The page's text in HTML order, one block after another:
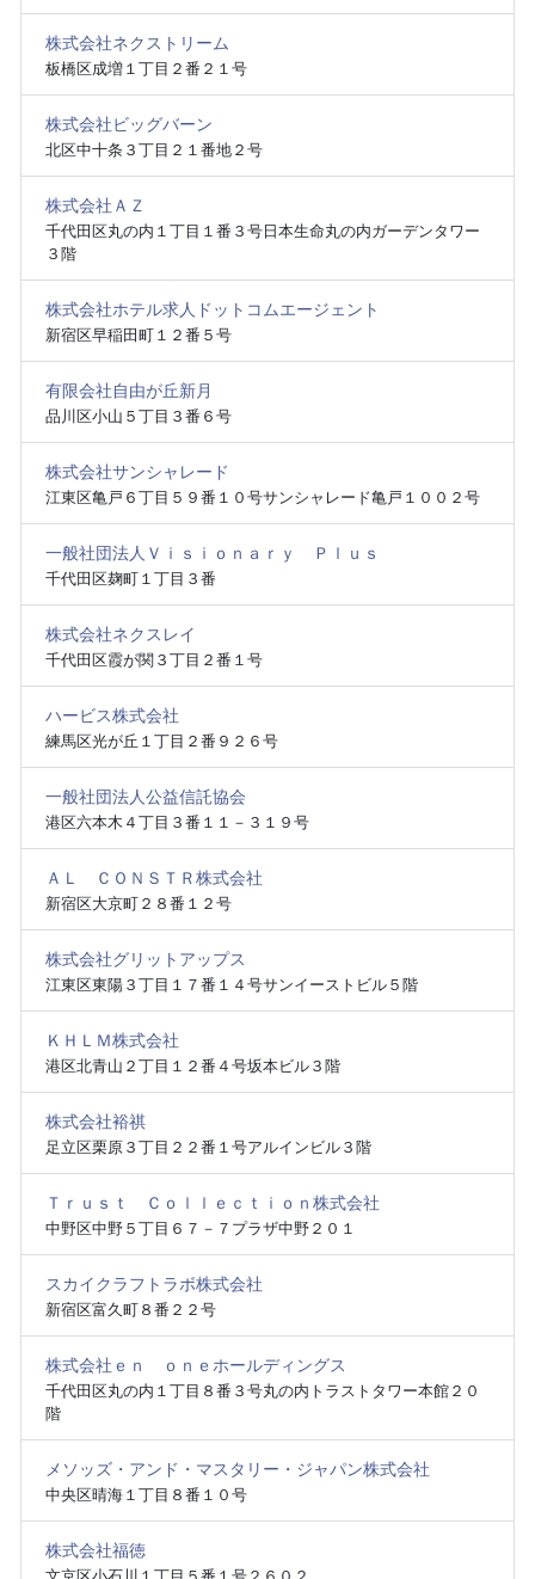
株式会社ネクストリーム
板橋区成増１丁目２番２１号
株式会社ビッグバーン
北区中十条３丁目２１番地２号
株式会社ＡＺ
千代田区丸の内１丁目１番３号日本生命丸の内ガーデンタワー
３階
株式会社ホテル求人ドットコムエージェント
新宿区早稲田町１２番５号
有限会社自由が丘新月
品川区小山５丁目３番６号
株式会社サンシャレード
江東区亀戸６丁目５９番１０号サンシャレード亀戸１００２号
一般社団法人Ｖｉｓｉｏｎａｒｙ Ｐｌｕｓ
千代田区麹町１丁目３番
株式会社ネクスレイ
千代田区霞が関３丁目２番１号
ハービス株式会社
練馬区光が丘１丁目２番９２６号
一般社団法人公益信託協会
港区六本木４丁目３番１１－３１９号
ＡＬ ＣＯＮＳＴＲ株式会社
新宿区大京町２８番１２号
株式会社グリットアップス
江東区東陽３丁目１７番１４号サンイーストビル５階
ＫＨＬＭ株式会社
港区北青山２丁目１２番４号坂本ビル３階
株式会社裕祺
足立区栗原３丁目２２番１号アルインビル３階
Ｔｒｕｓｔ Ｃｏｌｌｅｃｔｉｏｎ株式会社
中野区中野５丁目６７－７プラザ中野２０１
スカイクラフトラボ株式会社
新宿区富久町８番２２号
株式会社ｅｎ ｏｎｅホールディングス
千代田区丸の内１丁目８番３号丸の内トラストタワー本館２０
階
メソッズ・アンド・マスタリー・ジャパン株式会社
中央区晴海１丁目８番１０号
株式会社福徳